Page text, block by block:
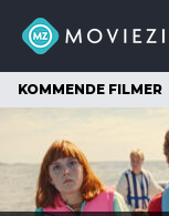
KOMMENDE FILMER